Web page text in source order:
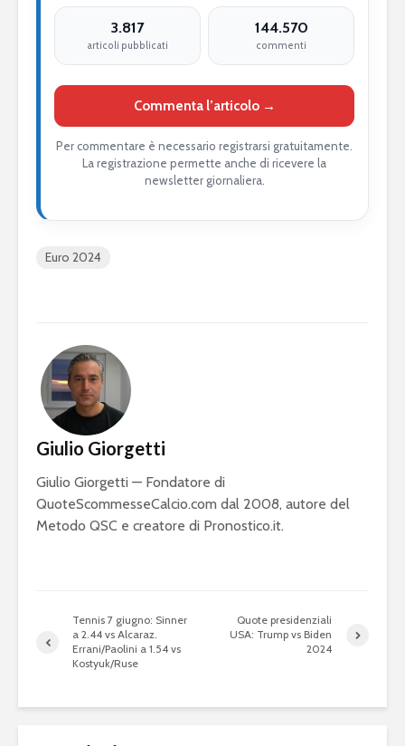
3.817
articoli pubblicati
144.570
commenti
Commenta l’articolo →
Per commentare è necessario registrarsi gratuitamente.
La registrazione permette anche di ricevere la
newsletter giornaliera.
Euro 2024
Giulio Giorgetti
Giulio Giorgetti — Fondatore di
QuoteScommesseCalcio.com dal 2008, autore del
Metodo QSC e creatore di Pronostico.it.
Tennis 7 giugno: Sinner
a 2.44 vs Alcaraz.
Errani/Paolini a 1.54 vs
Kostyuk/Ruse
Quote presidenziali
USA: Trump vs Biden
2024